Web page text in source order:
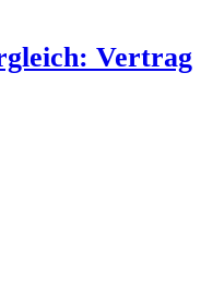
Vertrag